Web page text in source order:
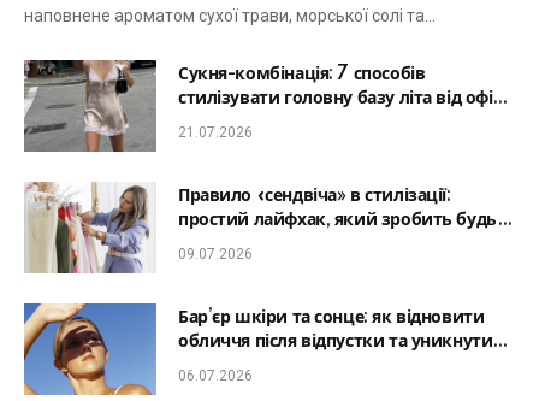
наповнене ароматом сухої трави, морської солі та…
Сукня-комбінація: 7 способів
стилізувати головну базу літа від офісу
до романтичної вечері
21.07.2026
Правило «сендвіча» в стилізації:
простий лайфхак, який зробить будь-
який образ гармонійним
09.07.2026
Бар’єр шкіри та сонце: як відновити
обличчя після відпустки та уникнути
фотостаріння
06.07.2026